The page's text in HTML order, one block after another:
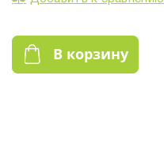
В корзину